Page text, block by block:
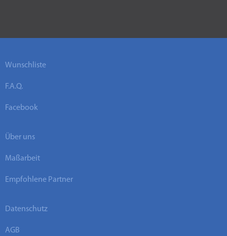
Wunschliste
F.A.Q.
Facebook
Über uns
Maßarbeit
Empfohlene Partner
Datenschutz
AGB